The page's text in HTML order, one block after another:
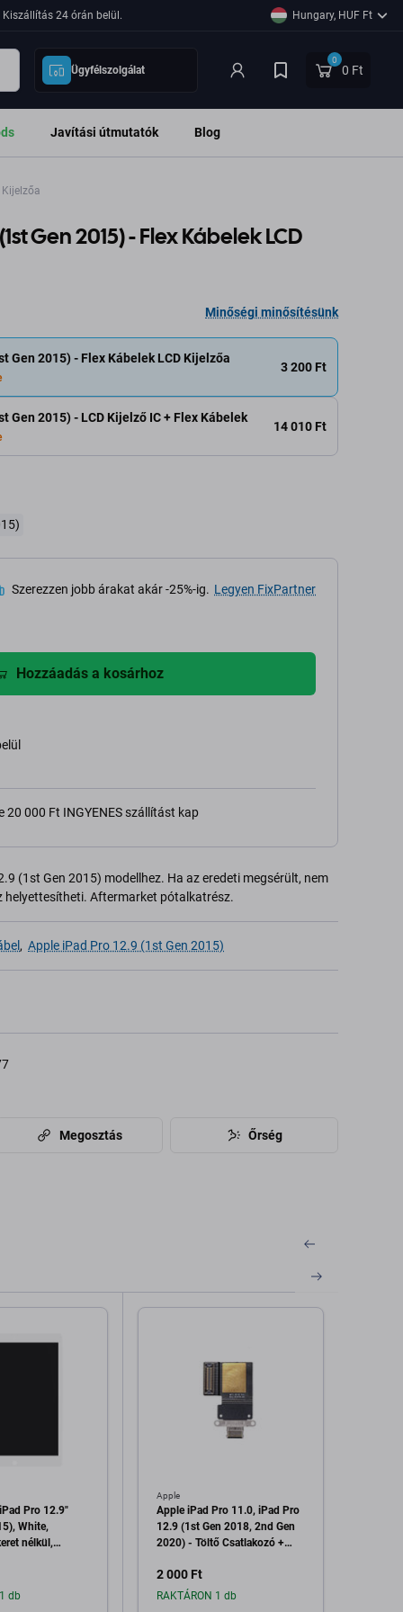
24 órán belül. Hungary, HUF Ft
Ügyfélszolgálat
0
0 Ft
Javítási útmutatók Blog
Gen 2015) - Flex Kábelek LCD
Minőségi minősítésünk
Gen 2015) - LCD Kijelző IC + Flex Kábelek
14 010 Ft
Gen 2015) - Flex Kábelek LCD Kijelzőa
3 200 Ft
Szerezzen jobb árakat akár -25%-ig. Legyen FixPartner
Hozzáadás a kosárhoz
20 000 Ft INGYENES szállítást kap
(1st Gen 2015) modellhez. Ha az eredeti megsérült, nem
helyettesítheti. Aftermarket pótalkatrész.
, Apple iPad Pro 12.9 (1st Gen 2015)
Megosztás Őrség
Pro 12.9"
White,
nélkül,
db
Apple
Apple iPad Pro 11.0, iPad Pro
12.9 (1st Gen 2018, 2nd Gen
2020) - Töltő Csatlakozó +
2 000 Ft
RAKTÁRON 1 db